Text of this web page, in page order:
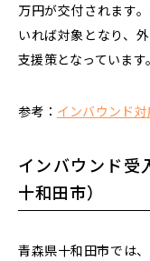
万円が交付されます
いれば対象となり、
支援策となっています。
参考： インバウンド
インバウンド受
十和田市）
青森県十和田市では